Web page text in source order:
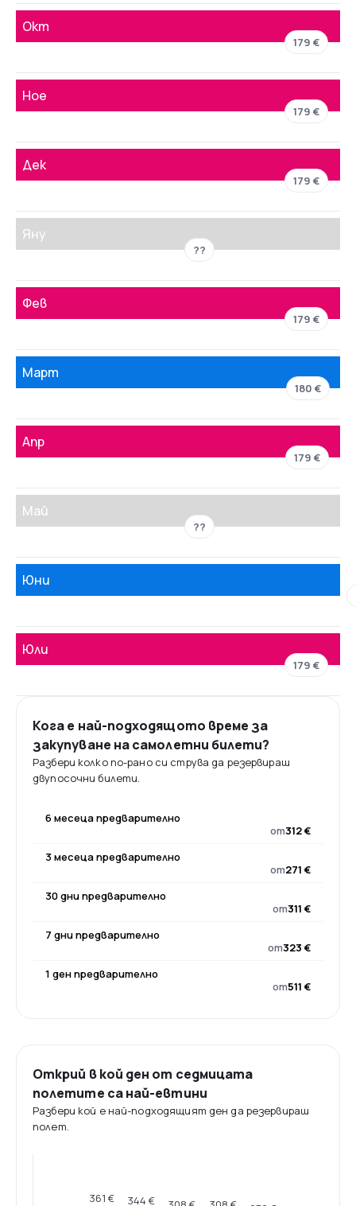
Окт
179 €
Ное
179 €
Дек
179 €
Яну
??
Фев
179 €
Март
180 €
Апр
179 €
Май
??
Юни
Юли
179 €
Кога е най-подходящото време за
закупуване на самолетни билети?
Разбери колко по-рано си струва да резервираш
двупосочни билети.
6 месеца предварително
от312 €
3 месеца предварително
от271 €
30 дни предварително
от311 €
7 дни предварително
от323 €
1 ден предварително
от511 €
Открий в кой ден от седмицата
полетите са най-евтини
Разбери кой е най-подходящият ден да резервираш
полет.
361 € 344 €